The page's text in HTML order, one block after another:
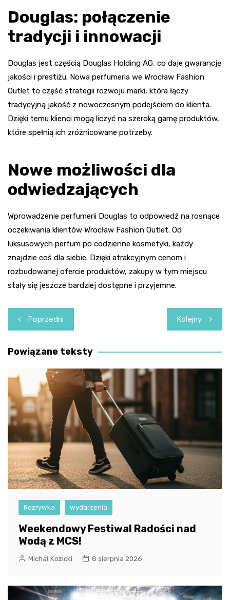
Douglas: połączenie
tradycji i innowacji
Douglas jest częścią Douglas Holding AG, co daje gwarancję
jakości i prestiżu. Nowa perfumeria we Wrocław Fashion
Outlet to część strategii rozwoju marki, która łączy
tradycyjną jakość z nowoczesnym podejściem do klienta.
Dzięki temu klienci mogą liczyć na szeroką gamę produktów,
które spełnią ich zróżnicowane potrzeby.
Nowe możliwości dla
odwiedzających
Wprowadzenie perfumerii Douglas to odpowiedź na rosnące
oczekiwania klientów Wrocław Fashion Outlet. Od
luksusowych perfum po codzienne kosmetyki, każdy
znajdzie coś dla siebie. Dzięki atrakcyjnym cenom i
rozbudowanej ofercie produktów, zakupy w tym miejscu
stały się jeszcze bardziej dostępne i przyjemne.
Nawigacja
wpisu
Poprzedni Kolejny
Powiązane teksty
Rozrywka wydarzenia
Weekendowy Festiwal Radości nad
Wodą z MCS!
Michał Kozicki 8 sierpnia 2026